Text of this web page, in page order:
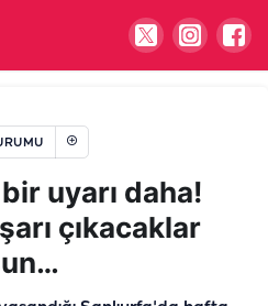
uyarı daha!
çıkacaklar
verildi: